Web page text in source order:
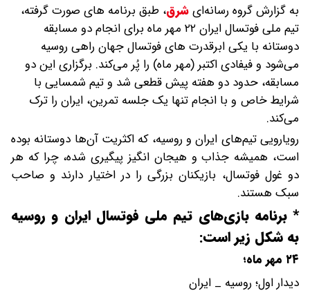
به گزارش گروه رسانه‌ایشرق، طبق برنامه های صورت گرفته،
تیم ملی فوتسال ایران ۲۲ مهر ماه برای انجام دو مسابقه
دوستانه با یکی ابرقدرت های فوتسال جهان راهی روسیه
می‌شود و فیفادی اکتبر (مهر ماه) را پُر می‌کند. برگزاری این دو
مسابقه، حدود دو هفته پیش قطعی شد و تیم شمسایی با
شرایط خاص و با انجام تنها یک جلسه تمرین، ایران را ترک
می‌کند.
رویارویی تیم‌های ایران و روسیه، که اکثریت آن‌ها دوستانه بوده
است، همیشه جذاب و هیجان انگیز پیگیری شده، چرا که هر
دو غول فوتسال، بازیکنان بزرگی را در اختیار دارند و صاحب
سبک هستند.
* برنامه بازی‌های تیم ملی فوتسال ایران و روسیه
به شکل زیر است:
۲۴ مهر ماه؛
دیدار اول؛ روسیه _ ایران